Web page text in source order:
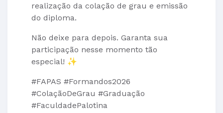
realização da colação de grau e emissão
do diploma.
Não deixe para depois. Garanta sua
participação nesse momento tão
especial! ✨
#FAPAS #Formandos2026
#ColaçãoDeGrau #Graduação
#FaculdadePalotina